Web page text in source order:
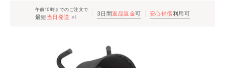
午前10時までのご注文で
最短 当日発送 ※1 3日間返品返金可 安心補償利用可